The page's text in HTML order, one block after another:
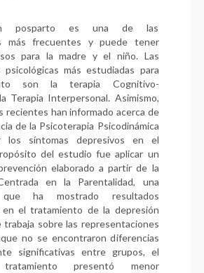
posparto es una de las
más frecuentes y puede tener
para la madre y el niño. Las
psicológicas más estudiadas para
son la terapia Cognitivo-
Terapia Interpersonal. Asimismo,
recientes han informado acerca de
de la Psicoterapia Psicodinámica
los síntomas depresivos en el
del estudio fue aplicar un
elaborado a partir de la
en la Parentalidad, una
que ha mostrado resultados
en el tratamiento de la depresión
trabaja sobre las representaciones
no se encontraron diferencias
significativas entre grupos, el
presentó menor